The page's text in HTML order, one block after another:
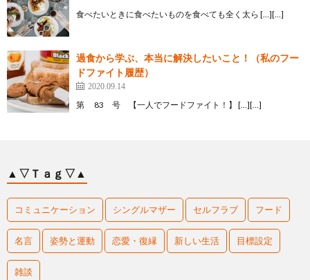
食べたいときに食べたいものを食べても全く太ら […][…]
過食から学ぶ、本当に解決したいこと！（私のフー
ドファイト履歴）
2020.09.14
第 83 号 【一人でフードファイト！】 […][…]
▲▽Ｔａｇ▽▲
コミュニケーション シングルマザー セルフラブ フード
名言 姿勢と運動 恋愛・復縁 新しい生活 目標設定
雑談